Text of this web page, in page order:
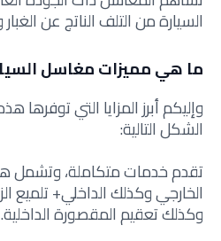
السيارة من التلف الناتج عن
ما هي مميزات مغاسل
وإليكم أبرز المزايا التي
الشكل التالية:
تقدم خدمات متكاملة، وتشمل
الخارجي وكذلك الداخلي+ تلميع
وكذلك تعقيم المقصورة الداخلية.